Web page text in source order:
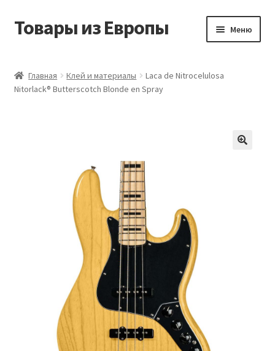
Перейти
Перейти
Товары из Европы Меню
Виды доставки
Оставить отзыв
Оформление заказа
Подтверждение заказа
Главная Клей и материалы
Laca de Nitrocelulosa
Nitorlack® Butterscotch Blonde en Spray